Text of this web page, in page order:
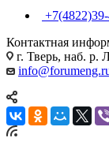
Контактная
г. Тверь, наб. р.